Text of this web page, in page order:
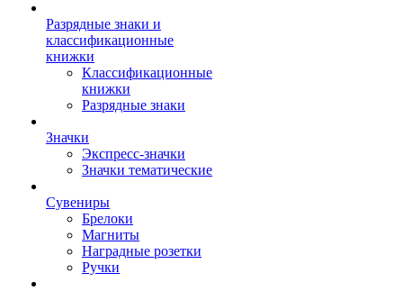
Разрядные знаки и
классификационные
книжки
Классификационные
книжки
Разрядные знаки
Значки
Экспресс-значки
Значки тематические
Сувениры
Брелоки
Магниты
Наградные розетки
Ручки